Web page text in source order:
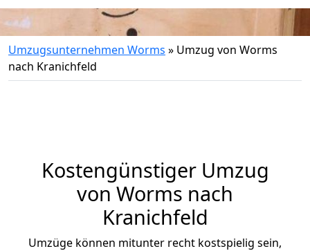
Umzugsunternehmen Worms » Umzug von Worms
nach Kranichfeld
Kostengünstiger Umzug
von Worms nach
Kranichfeld
Umzüge können mitunter recht kostspielig sein,